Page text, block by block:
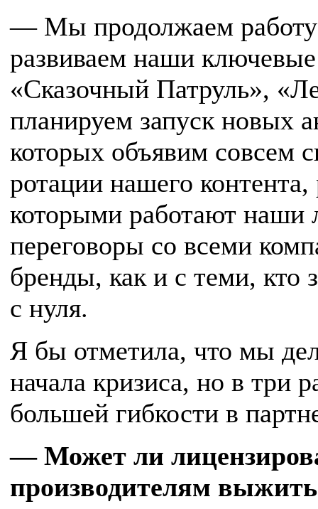
— Мы продолжаем работу
развиваем наши
«Сказочный Патруль»,
планируем запуск новых
которых объявим совсем
ротации нашего
которыми работают наши
переговоры со всеми
бренды, как и с теми, кто
с нуля.
Я бы отметила, что мы
начала кризиса, но в три
большей гибкости в
— Может ли
производителям выжить